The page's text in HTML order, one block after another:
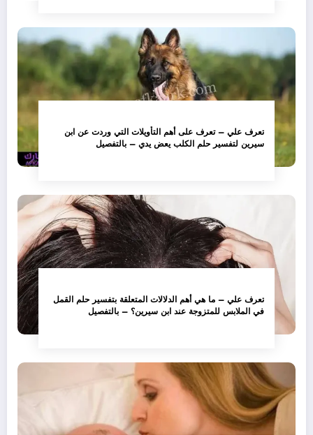
تعرف علي – تعرف على أهم التأويلات التي وردت عن ابن
سيرين لتفسير حلم الكلب يعض يدي – بالتفصيل
تعرف علي – ما هي أهم الدلالات المتعلقة بتفسير حلم القمل
في الملابس للمتزوجة عند ابن سيرين؟ – بالتفصيل